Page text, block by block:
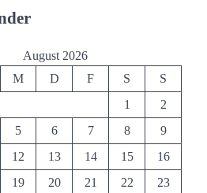
August 2026
M D F S
S
1
2
5 6 7 8
9
12 13 14 15
16
19 20 21 22
23